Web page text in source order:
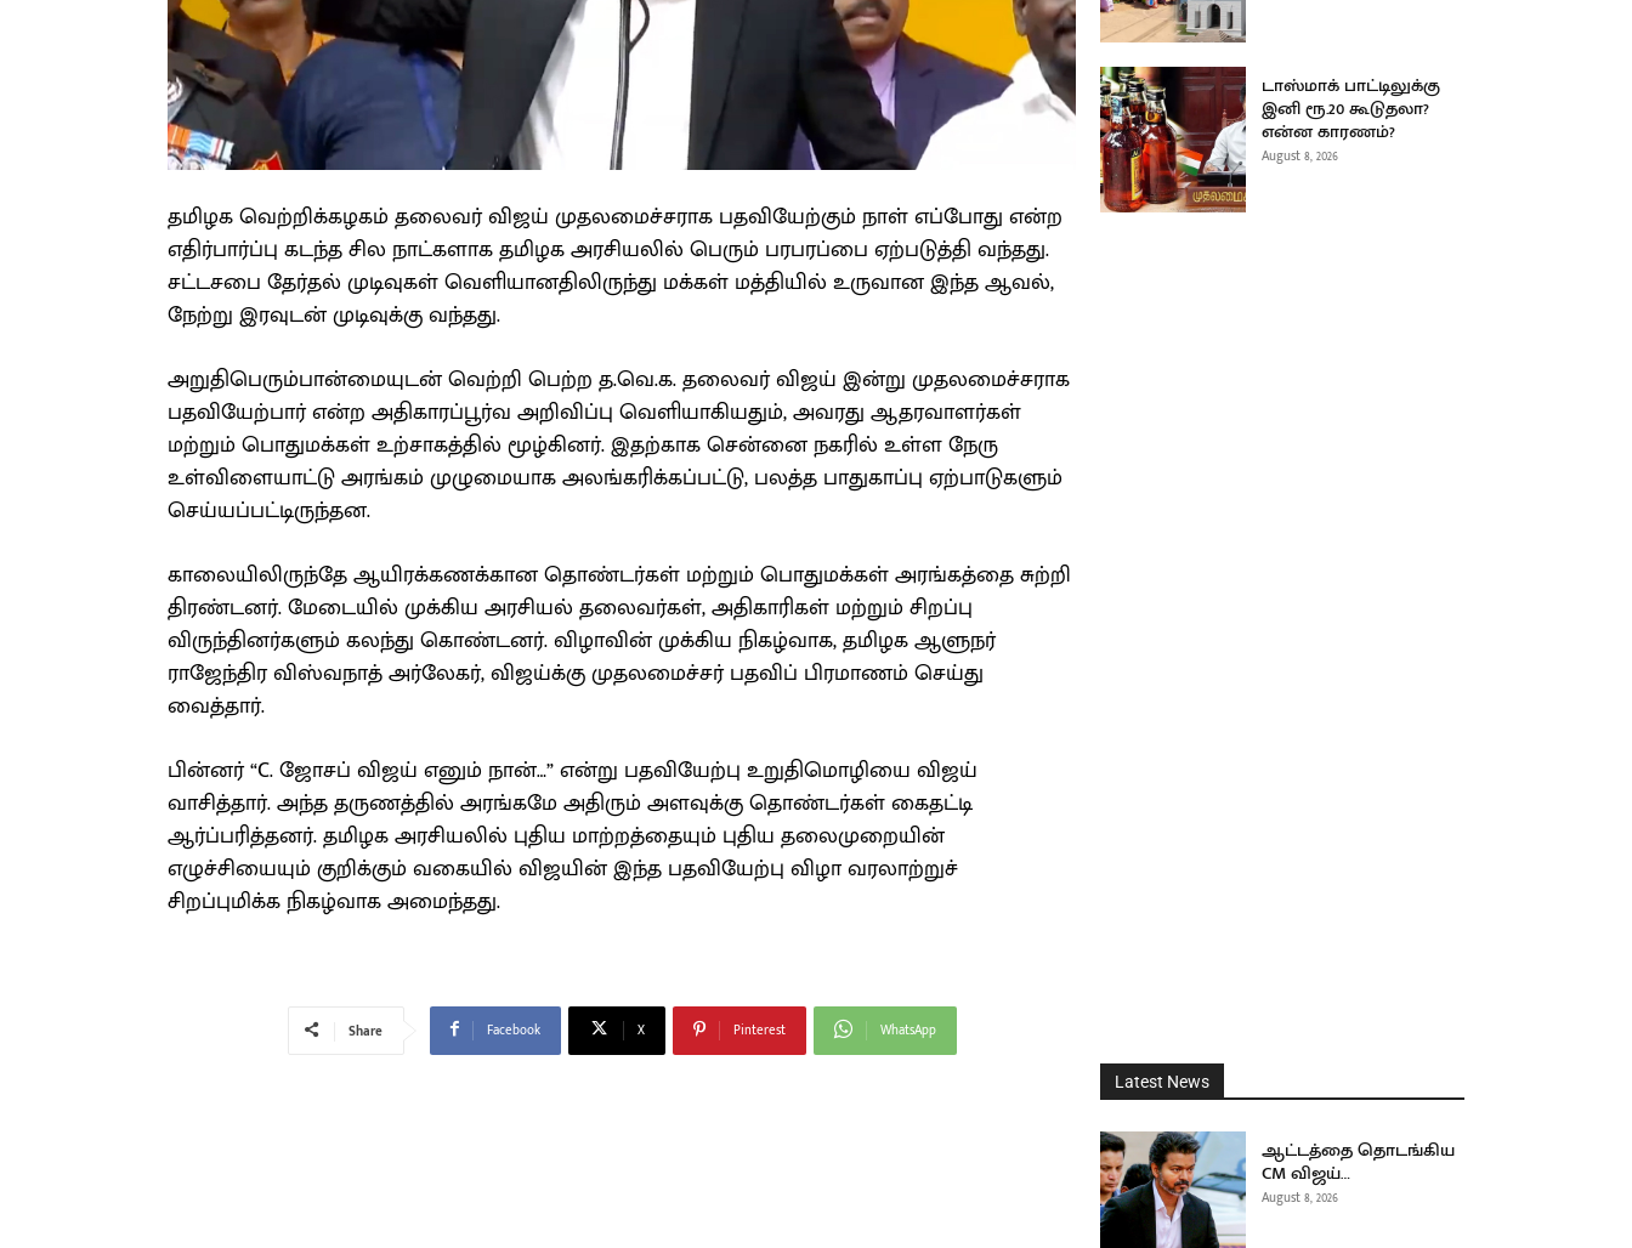
தமிழக வெற்றிக்கழகம் தலைவர் விஜய் முதலமைச்சராக பதவியேற்கும் நாள் எப்போது என்ற
எதிர்பார்ப்பு கடந்த சில நாட்களாக தமிழக அரசியலில் பெரும் பரபரப்பை ஏற்படுத்தி வந்தது.
சட்டசபை தேர்தல் முடிவுகள் வெளியானதிலிருந்து மக்கள் மத்தியில் உருவான இந்த ஆவல்,
நேற்று இரவுடன் முடிவுக்கு வந்தது.
அறுதிபெரும்பான்மையுடன் வெற்றி பெற்ற த.வெ.க. தலைவர் விஜய் இன்று முதலமைச்சராக
பதவியேற்பார் என்ற அதிகாரப்பூர்வ அறிவிப்பு வெளியாகியதும், அவரது ஆதரவாளர்கள்
மற்றும் பொதுமக்கள் உற்சாகத்தில் மூழ்கினர். இதற்காக சென்னை நகரில் உள்ள நேரு
உள்விளையாட்டு அரங்கம் முழுமையாக அலங்கரிக்கப்பட்டு, பலத்த பாதுகாப்பு ஏற்பாடுகளும்
செய்யப்பட்டிருந்தன.
காலையிலிருந்தே ஆயிரக்கணக்கான தொண்டர்கள் மற்றும் பொதுமக்கள் அரங்கத்தை சுற்றி
திரண்டனர். மேடையில் முக்கிய அரசியல் தலைவர்கள், அதிகாரிகள் மற்றும் சிறப்பு
விருந்தினர்களும் கலந்து கொண்டனர். விழாவின் முக்கிய நிகழ்வாக, தமிழக ஆளுநர்
ராஜேந்திர விஸ்வநாத் அர்லேகர், விஜய்க்கு முதலமைச்சர் பதவிப் பிரமாணம் செய்து
வைத்தார்.
பின்னர் “C. ஜோசப் விஜய் எனும் நான்…” என்று பதவியேற்பு உறுதிமொழியை விஜய்
வாசித்தார். அந்த தருணத்தில் அரங்கமே அதிரும் அளவுக்கு தொண்டர்கள் கைதட்டி
ஆர்ப்பரித்தனர். தமிழக அரசியலில் புதிய மாற்றத்தையும் புதிய தலைமுறையின்
எழுச்சியையும் குறிக்கும் வகையில் விஜயின் இந்த பதவியேற்பு விழா வரலாற்றுச்
சிறப்புமிக்க நிகழ்வாக அமைந்தது.
Share Facebook X Pinterest WhatsApp
டாஸ்மாக் பாட்டிலுக்கு
இனி ரூ.20 கூடுதலா?
என்ன காரணம்?
August 8, 2026
Latest News
ஆட்டத்தை தொடங்கிய
CM விஜய்…
August 8, 2026